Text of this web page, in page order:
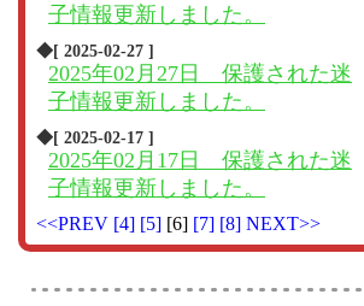
子情報更新しました。
◆[ 2025-02-27 ]
2025年02月27日 保護された迷
子情報更新しました。
◆[ 2025-02-17 ]
2025年02月17日 保護された迷
子情報更新しました。
<<PREV [4] [5] [6] [7] [8] NEXT>>